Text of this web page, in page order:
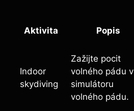
Aktivita Popis
Indoor
skydiving
Zažijte pocit
volného pádu v
simulátoru
volného pádu.